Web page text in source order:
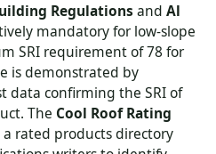
Regulations and Al
mandatory for low-slope
SRI requirement of 78 for
is demonstrated by
confirming the SRI of
The Cool Roof Rating
rated products directory